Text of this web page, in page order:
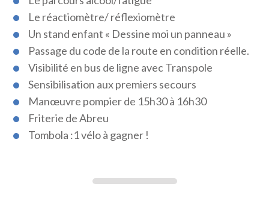
Le réactiomètre/ réflexiomètre
Un stand enfant « Dessine moi un panneau »
Passage du code de la route en condition réelle.
Visibilité en bus de ligne avec Transpole
Sensibilisation aux premiers secours
Manœuvre pompier de 15h30 à 16h30
Friterie de Abreu
Tombola :1 vélo à gagner !